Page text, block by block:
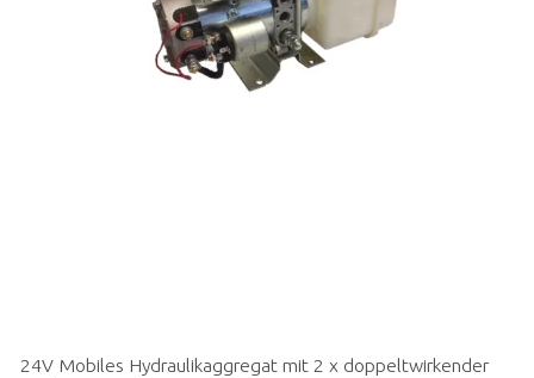
24V Mobiles Hydraulikaggregat mit 2 x doppeltwirkender